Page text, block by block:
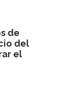
de
del
el